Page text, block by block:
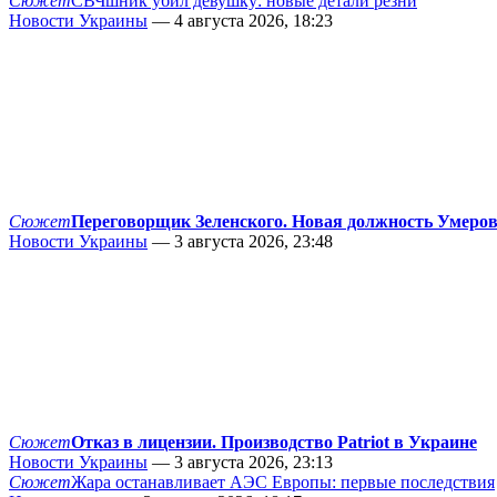
Новости Украины — 4 августа 2026, 18:23
СюжетПереговорщик Зеленского. Новая должность
Новости Украины — 3 августа 2026, 23:48
СюжетОтказ в лицензии. Производство Patriot в Украине
Новости Украины — 3 августа 2026, 23:13
СюжетЖара останавливает АЭС Европы: первые последствия